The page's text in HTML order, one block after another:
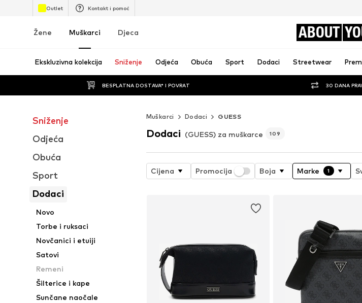
Outlet Kontakt i pomoć
Žene Muškarci Djeca ABOUT
Ekskluzivna kolekcija Sniženje Odjeća Obuća Sport Dodaci Streetwear
BESPLATNA DOSTAVA* I POVRAT 30 DANA
Sniženje
Odjeća
Obuća
Sport
Dodaci
Novo
Torbe i ruksaci
Novčanici i etuiji
Satovi
Remeni
Šilterice i kape
Sunčane naočale
Muškarci Dodaci GUESS
Dodaci (GUESS) za muškarce 109
Cijena Promocija Boja Marke 1